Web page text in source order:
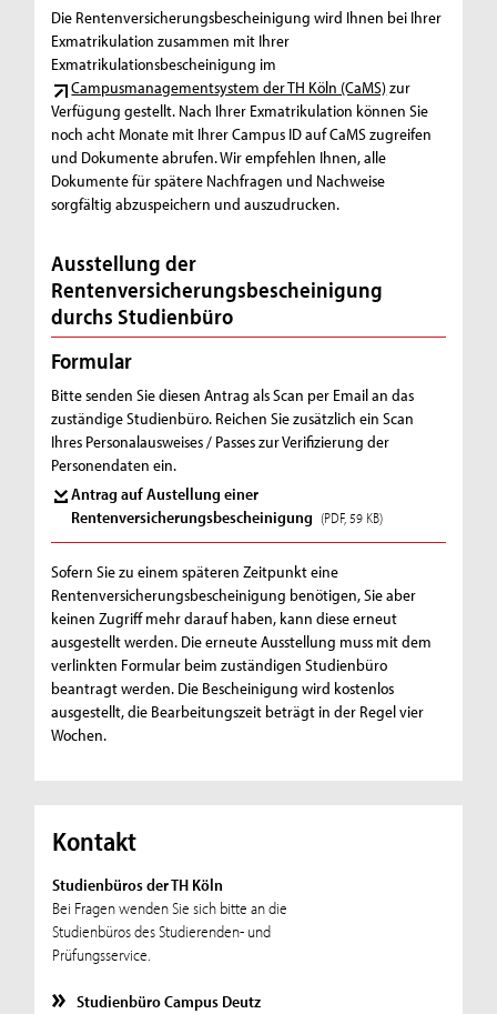
Die Rentenversicherungsbescheinigung wird Ihnen bei Ihrer
Exmatrikulation zusammen mit Ihrer
Exmatrikulationsbescheinigung im
Campusmanagementsystem der TH Köln (CaMS)zur
Verfügung gestellt. Nach Ihrer Exmatrikulation können Sie
noch acht Monate mit Ihrer Campus ID auf CaMS zugreifen
und Dokumente abrufen. Wir empfehlen Ihnen, alle
Dokumente für spätere Nachfragen und Nachweise
sorgfältig abzuspeichern und auszudrucken.
Ausstellung der
Rentenversicherungsbescheinigung
durchs Studienbüro
Formular
Bitte senden Sie diesen Antrag als Scan per Email an das
zuständige Studienbüro. Reichen Sie zusätzlich ein Scan
Ihres Personalausweises / Passes zur Verifizierung der
Personendaten ein.
Antrag auf Austellung einer
Rentenversicherungsbescheinigung (PDF, 59 KB)
Sofern Sie zu einem späteren Zeitpunkt eine
Rentenversicherungsbescheinigung benötigen, Sie aber
keinen Zugriff mehr darauf haben, kann diese erneut
ausgestellt werden. Die erneute Ausstellung muss mit dem
verlinkten Formular beim zuständigen Studienbüro
beantragt werden. Die Bescheinigung wird kostenlos
ausgestellt, die Bearbeitungszeit beträgt in der Regel vier
Wochen.
Kontakt
Studienbüros der TH Köln
Bei Fragen wenden Sie sich bitte an die
Studienbüros des Studierenden- und
Prüfungsservice.
Studienbüro Campus Deutz